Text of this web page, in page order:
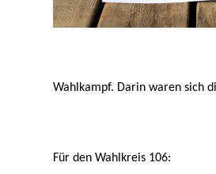
Wahlkampf. Darin waren sich
Für den Wahlkreis 106: